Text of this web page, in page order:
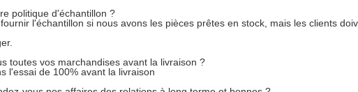
politique d'échantillon ?
l'échantillon si nous avons les pièces prêtes en stock, mais les clients
toutes vos marchandises avant la livraison ?
l'essai de 100% avant la livraison